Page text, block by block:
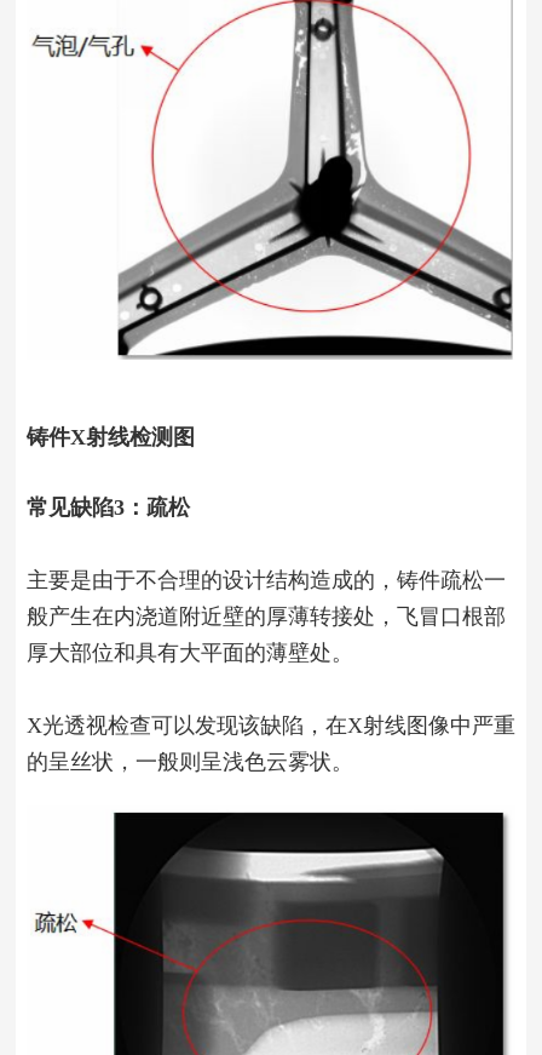
铸件X射线检测图
常见缺陷3：疏松
主要是由于不合理的设计结构造成的，铸件疏松一
般产生在内浇道附近壁的厚薄转接处，飞冒口根部
厚大部位和具有大平面的薄壁处。
X光透视检查可以发现该缺陷，在X射线图像中严重
的呈丝状，一般则呈浅色云雾状。